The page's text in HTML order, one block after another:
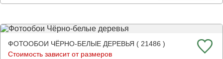
ФОТООБОИ ЧЁРНО-БЕЛЫЕ ДЕРЕВЬЯ ( 21486 )
Стоимость зависит от размеров